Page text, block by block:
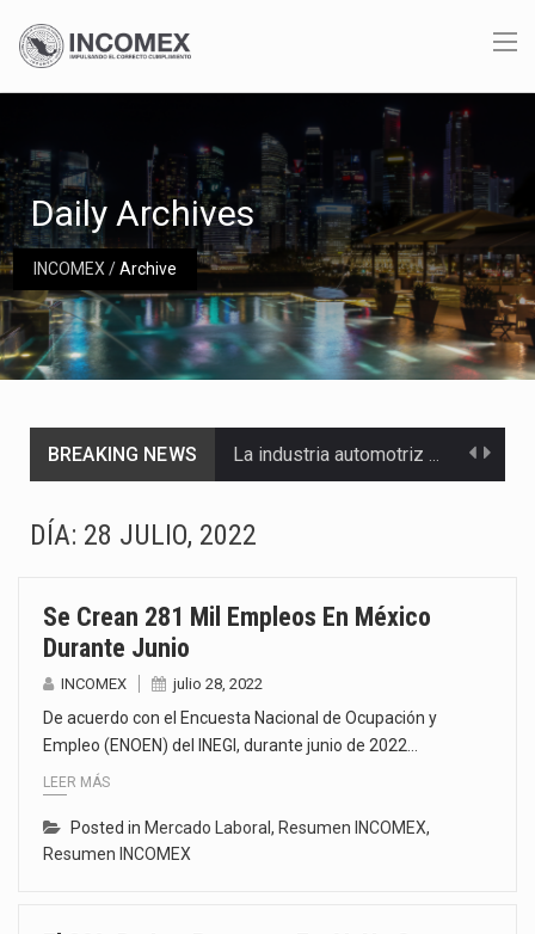
INCOMEX/Archive
Daily Archives
BREAKING NEWS
La industria manufacturera de exportación afiliada a Index en Nuevo León ha alcanzado hasta 10%…
DÍA: 28 JULIO, 2022
Se Crean 281 Mil Empleos En México
Durante Junio
INCOMEX julio 28, 2022
De acuerdo con el Encuesta Nacional de Ocupación y
Empleo (ENOEN) del INEGI, durante junio de 2022…
LEER MÁS
Posted in Mercado Laboral, Resumen INCOMEX,
Resumen INCOMEX